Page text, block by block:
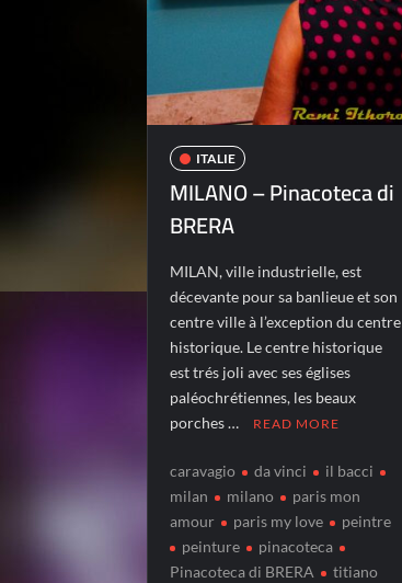
ITALIE
MILANO – Pinacoteca di
BRERA
MILAN, ville industrielle, est
décevante pour sa banlieue et son
centre ville à l’exception du centre
historique. Le centre historique
est trés joli avec ses églises
paléochrétiennes, les beaux
porches …
READ MORE
caravagio da vinci
il bacci
milan
milano
paris mon
amour
paris my love
peintre
peinture
pinacoteca
Pinacoteca di BRERA
titiano